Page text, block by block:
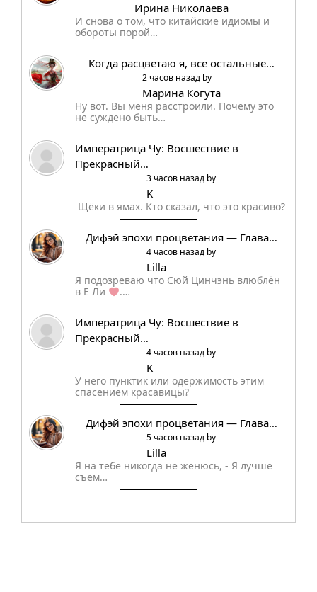
Ирина Николаева
И снова о том, что китайские идиомы и
обороты порой…
Когда расцветаю я, все остальные…
2 часов назад by
Марина Когута
Ну вот. Вы меня расстроили. Почему это
не суждено быть…
Императрица Чу: Восшествие в
Прекрасный…
3 часов назад by
K
Щёки в ямах. Кто сказал, что это красиво?
Дифэй эпохи процветания — Глава…
4 часов назад by
Lilla
Я подозреваю что Сюй Цинчэнь влюблён
в Е Ли
.…
Императрица Чу: Восшествие в
Прекрасный…
4 часов назад by
K
У него пунктик или одержимость этим
спасением красавицы?
Дифэй эпохи процветания — Глава…
5 часов назад by
Lilla
Я на тебе никогда не женюсь, - Я лучше
съем…